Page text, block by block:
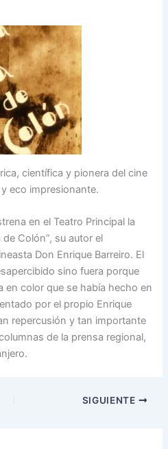
científica y pionera del cine
eco impresionante.
en el Teatro Principal la
Colón”, su autor el
Don Enrique Barreiro. El
sino fuera porque
en color que se había hecho en
por el propio Enrique
repercusión y tan importante
de la prensa regional,
SIGUIENTE